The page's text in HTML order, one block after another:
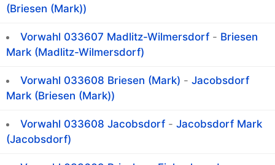
(Briesen (Mark))
Vorwahl 033607 Madlitz-Wilmersdorf - Briesen
Mark (Madlitz-Wilmersdorf)
Vorwahl 033608 Briesen (Mark) - Jacobsdorf
Mark (Briesen (Mark))
Vorwahl 033608 Jacobsdorf - Jacobsdorf Mark
(Jacobsdorf)